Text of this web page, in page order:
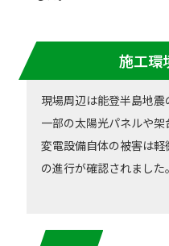
施工環
現場周辺は能登半島地震
一部の太陽光パネルや架
変電設備自体の被害は
の進行が確認されました。